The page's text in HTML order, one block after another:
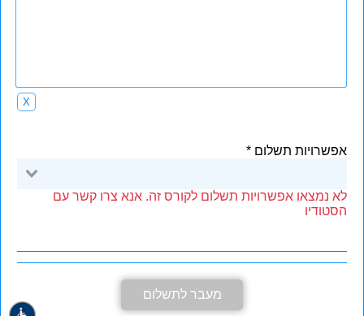
X
אפשרויות תשלום
לא נמצאו אפשרויות תשלום לקורס זה. אנא צרו קשר עם
הסטודיו
מעבר לתשלום